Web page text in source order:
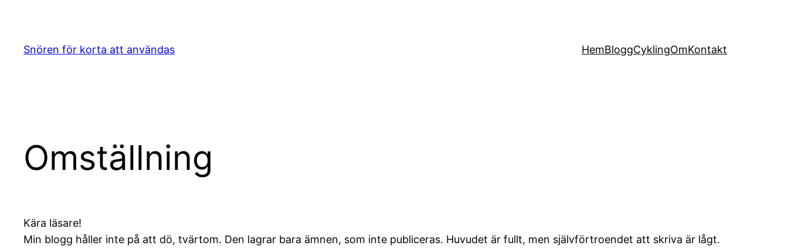
innehåll
Snören för korta att användas HemBloggCyklingOmKontakt
Omställning
Kära läsare!
Min blogg håller inte på att dö, tvärtom. Den lagrar bara ämnen, som inte publiceras. Huvudet är fullt, men självförtroendet att skriva är lågt.